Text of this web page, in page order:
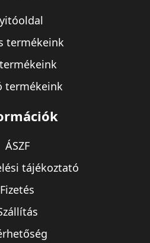
termékeink
termékeink
ÁSZF
tájékoztató
Fizetés